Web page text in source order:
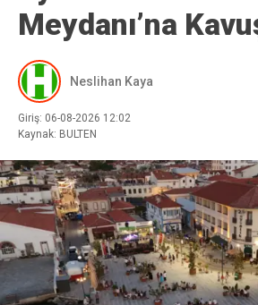
Meydanı’na
Neslihan Kaya
Giriş: 06-08-2026 12:02
Kaynak: BULTEN